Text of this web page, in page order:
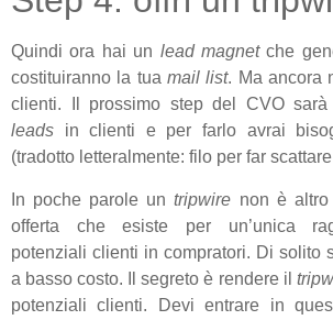
Quindi ora hai un lead magnetche
costituiranno la tua mail list. Ma ancora
clienti. Il prossimo step del CVO sarà
leads in clienti e per farlo avrai
(tradotto letteralmente: filo per far
In poche parole untripwire non è altro
offerta che esiste per un’unica
potenziali clienti in compratori. Di solito
a basso costo. Il segreto è rendere il
potenziali clienti. Devi entrare in